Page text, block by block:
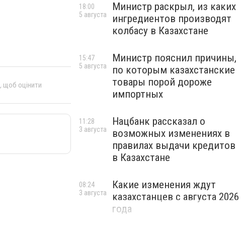
, щоб оцінити
Министр раскрыл, из каких
ингредиентов производят
колбасу в Казахстане
18:00
5 августа
Министр пояснил причины,
по которым казахстанские
товары порой дороже
импортных
15:47
5 августа
Нацбанк рассказал о
возможных изменениях в
правилах выдачи кредитов
в Казахстане
11:28
3 августа
Какие изменения ждут
казахстанцев с августа 2026
года
08:24
3 августа